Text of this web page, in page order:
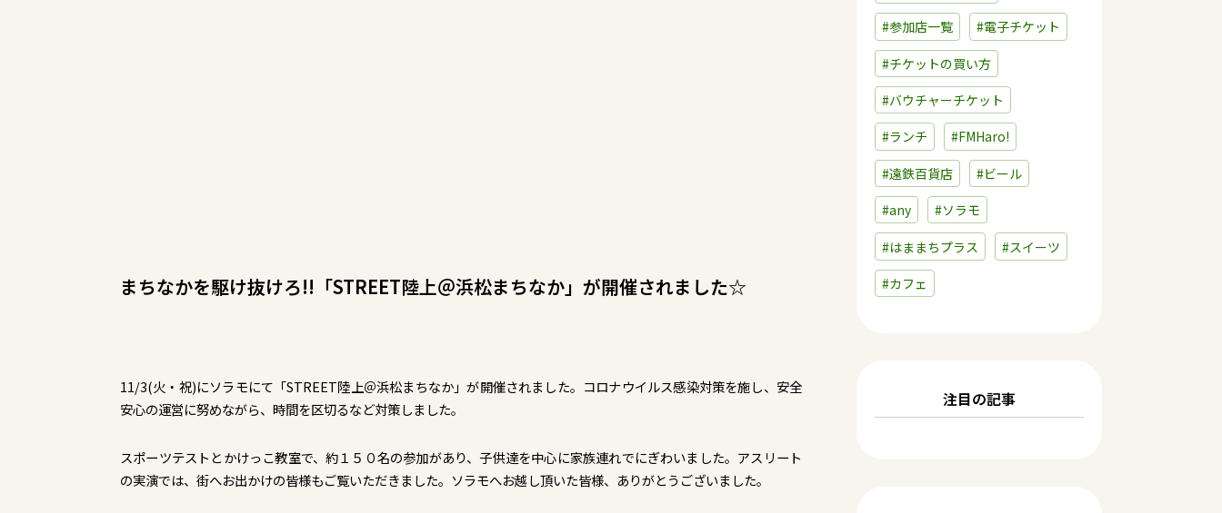
まちなかを駆け抜けろ!!「STREET陸上＠浜松まちなか」が開催されました☆
11/3(火・祝)にソラモにて「STREET陸上＠浜松まちなか」が開催されました。コロナウイルス感染対策を施し、安全
安心の運営に努めながら、時間を区切るなど対策しました。
スポーツテストとかけっこ教室で、約１５０名の参加があり、子供達を中心に家族連れでにぎわいました。アスリート
の実演では、街へお出かけの皆様もご覧いただきました。ソラモへお越し頂いた皆様、ありがとうございました。
#参加店一覧 #電子チケット
#チケットの買い方
#バウチャーチケット
#ランチ #FMHaro!
#遠鉄百貨店 #ビール
#any #ソラモ
#はままちプラス #スイーツ
#カフェ
注目の記事